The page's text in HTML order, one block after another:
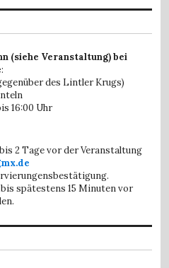
(siehe Veranstaltung) bei
:
des Lintler Krugs)
16:00 Uhr
2 Tage vor der Veranstaltung
spätestens 15 Minuten vor